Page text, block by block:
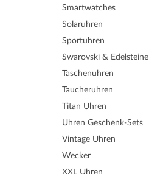
Smartwatches
Solaruhren
Sportuhren
Swarovski & Edelsteine
Taschenuhren
Taucheruhren
Titan Uhren
Uhren Geschenk-Sets
Vintage Uhren
Wecker
XXL Uhren